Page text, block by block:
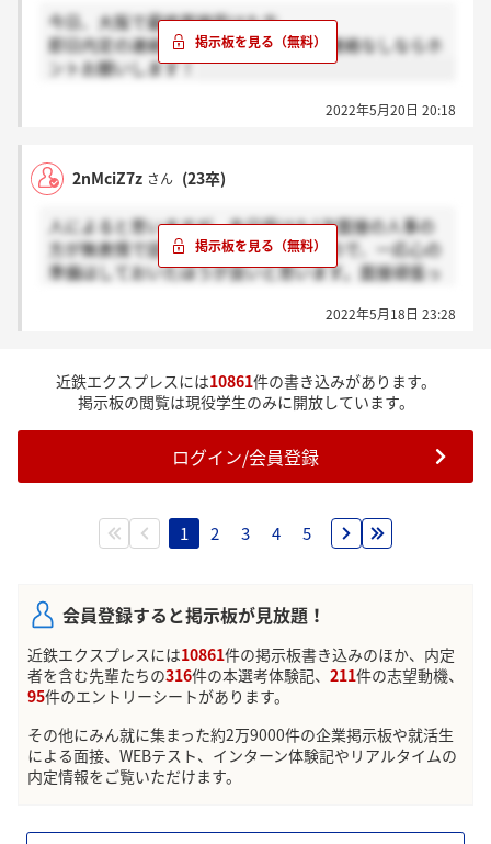
今日、大阪で最終面接受けた方、
即日内定の連絡あれば感謝、まだ何も連絡なしならホ
ントお願いします！
2022年5月20日 20:18
2nMciZ7z さん (23卒)
人によると思いますが、先日受けた1次面接の人事の
方が無表情で話しにくい雰囲気だったので、一応心の
準備はしておいたほうが良いと思います。面接頑張っ
2022年5月18日 23:28
近鉄エクスプレスには10861件の書き込みがあります。
掲示板の閲覧は現役学生のみに開放しています。
ログイン/会員登録
1 2 3 4 5
会員登録すると掲示板が見放題！
近鉄エクスプレスには10861件の掲示板書き込みのほか、内定
者を含む先輩たちの316件の本選考体験記、 211件の志望動機、
95件のエントリーシートがあります。
その他にみん就に集まった約2万9000件の企業掲示板や就活生
による面接、WEBテスト、インターン体験記やリアルタイムの
内定情報をご覧いただけます。